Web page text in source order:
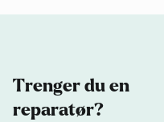
Forbehold
Trenger du en
reparatør?